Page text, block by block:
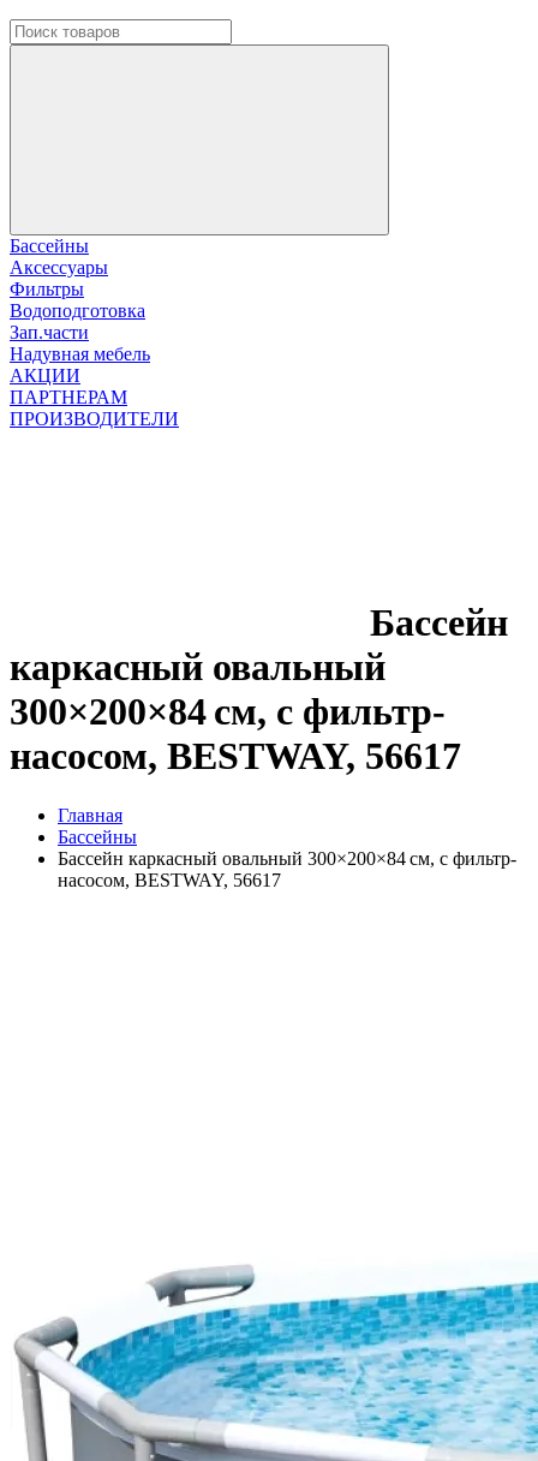
Бассейны
Аксессуары
Фильтры
Водоподготовка
Зап.части
Надувная мебель
АКЦИИ
ПАРТНЕРАМ
ПРОИЗВОДИТЕЛИ
Бассейн
каркасный овальный
300×200×84 см, с фильтр-
насосом, BESTWAY, 56617
Главная
Бассейны
Бассейн каркасный овальный 300×200×84 см, с фильтр-
насосом, BESTWAY, 56617